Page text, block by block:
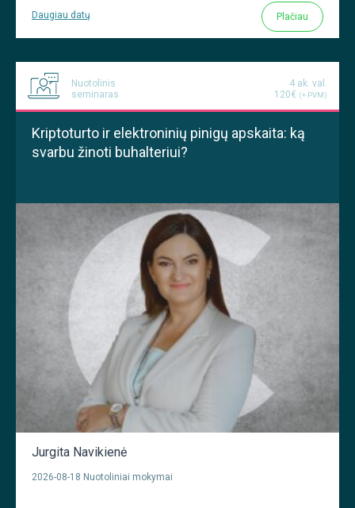
Daugiau datų Plačiau
Nuotolinis
seminaras
4 ak. val.
120€ (+ PVM)
Kriptoturto ir elektroninių pinigų apskaita: ką
svarbu žinoti buhalteriui?
Jurgita Navikienė
2026-08-18 Nuotoliniai mokymai